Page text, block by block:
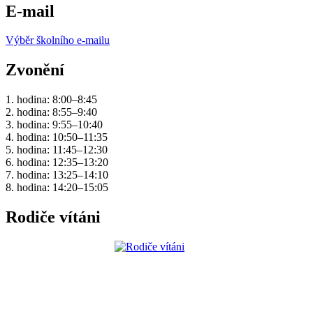
E-mail
Výběr školního e-mailu
Zvonění
1. hodina: 8:00–8:45
2. hodina: 8:55–9:40
3. hodina: 9:55–10:40
4. hodina: 10:50–11:35
5. hodina: 11:45–12:30
6. hodina: 12:35–13:20
7. hodina: 13:25–14:10
8. hodina: 14:20–15:05
Rodiče vítáni